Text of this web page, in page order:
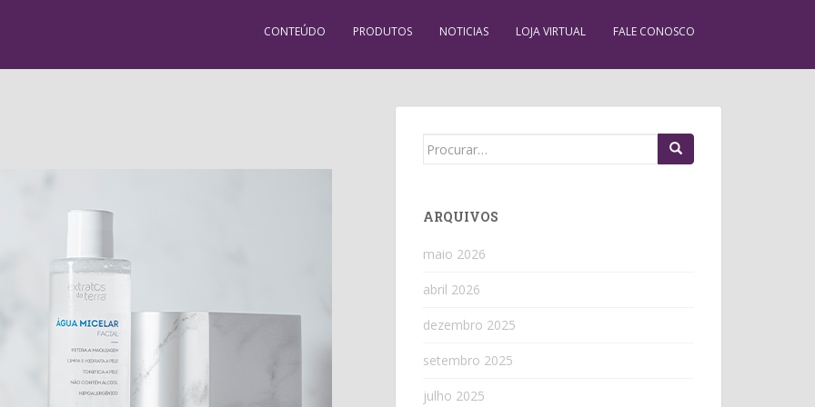
CONTEÚDO PRODUTOS NOTICIAS LOJA VIRTUAL FALE CONOSCO
Search
ARQUIVOS
maio 2026
abril 2026
dezembro 2025
setembro 2025
julho 2025